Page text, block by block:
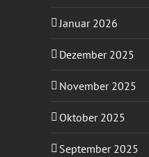
Januar 2026
Dezember 2025
November 2025
Oktober 2025
September 2025